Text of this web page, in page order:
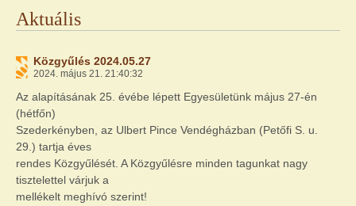
Aktuális
Közgyűlés 2024.05.27
2024. május 21. 21:40:32
Az alapításának 25. évébe lépett Egyesületünk május 27-én
(hétfőn)
Szederkényben, az Ulbert Pince Vendégházban (Petőfi S. u.
29.) tartja éves
rendes Közgyűlését. A Közgyűlésre minden tagunkat nagy
tisztelettel várjuk a
mellékelt meghívó szerint!